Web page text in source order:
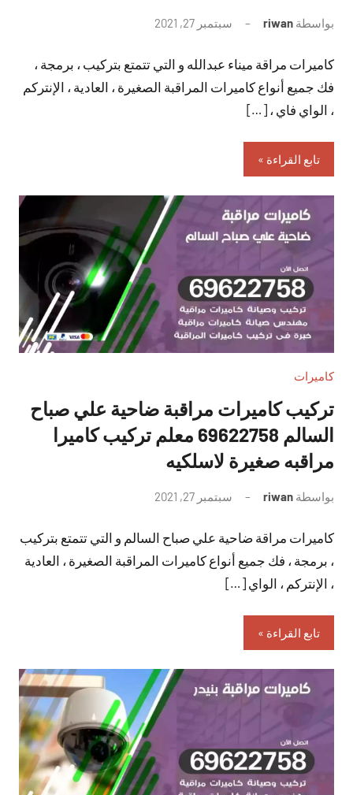
بواسطة riwan سبتمبر 27, 2021
تعليقات
كاميرات مراقة ميناء عبدالله و التي تتمتع بتركيب ، برمجة ،
فك جميع أنواع كاميرات المراقبة الصغيرة ، العادية ، الإنتركم
، الواي فاي ، […]
تابع القراءة
كاميرات
تركيب كاميرات مراقبة ضاحية علي صباح
السالم 69622758 معلم تركيب كاميرا
مراقبه صغيرة لاسلكيه
بواسطة riwan سبتمبر 27, 2021
تعليقات
كاميرات مراقة ضاحية علي صباح السالم و التي تتمتع بتركيب
، برمجة ، فك جميع أنواع كاميرات المراقبة الصغيرة ، العادية
، الإنتركم ، الواي […]
تابع القراءة